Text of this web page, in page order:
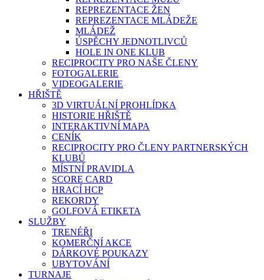
REPREZENTACE ŽEN
REPREZENTACE MLÁDEŽE
MLÁDEŽ
ÚSPĚCHY JEDNOTLIVCŮ
HOLE IN ONE KLUB
RECIPROCITY PRO NAŠE ČLENY
FOTOGALERIE
VIDEOGALERIE
HŘIŠTĚ
3D VIRTUÁLNÍ PROHLÍDKA
HISTORIE HŘIŠTĚ
INTERAKTIVNÍ MAPA
CENÍK
RECIPROCITY PRO ČLENY PARTNERSKÝCH
KLUBŮ
MÍSTNÍ PRAVIDLA
SCORE CARD
HRACÍ HCP
REKORDY
GOLFOVÁ ETIKETA
SLUŽBY
TRENÉŘI
KOMERČNÍ AKCE
DÁRKOVÉ POUKAZY
UBYTOVÁNÍ
TURNAJE